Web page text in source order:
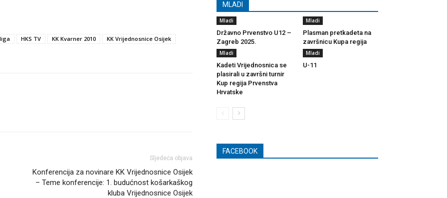
HKS TV KK Kvarner 2010 KK Vrijednosnice Osijek
Sljedeća objava
Konferencija za novinare KK Vrijednosnice Osijek
– Teme konferencije: 1. budućnost košarkaškog
kluba Vrijednosnice Osijek
MLADI
Mladi
Državno Prvenstvo U12 –
Zagreb 2025.
Mladi
Plasman pretkadeta na
završnicu Kupa regija
Mladi
Kadeti Vrijednosnica se
plasirali u završni turnir
Kup regija Prvenstva
Hrvatske
Mladi
U-11
FACEBOOK